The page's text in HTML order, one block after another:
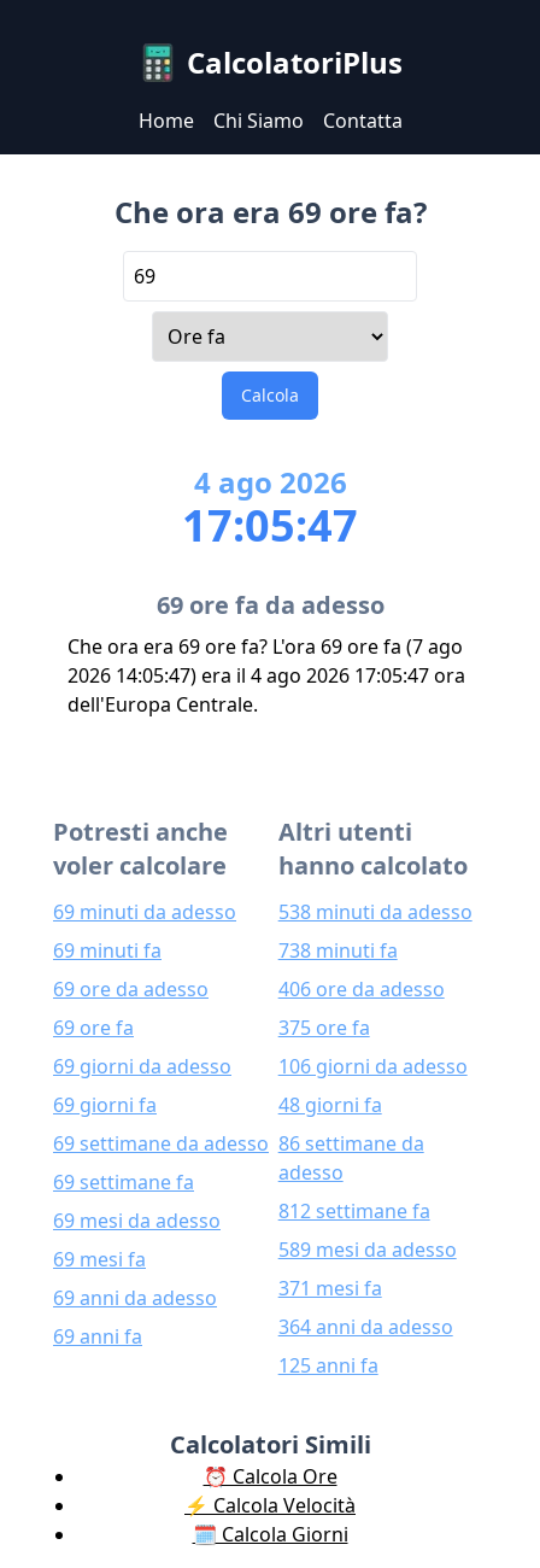
CalcolatoriPlus
Home Chi Siamo Contatta
Che ora era 69 ore fa?
Calcola
4 ago 2026
17:05:47
69 ore fa da adesso
Che ora era 69 ore fa? L'ora 69 ore fa (7 ago
2026 14:05:47) era il 4 ago 2026 17:05:47 ora
dell'Europa Centrale.
Potresti anche
voler calcolare
69 minuti da adesso
69 minuti fa
69 ore da adesso
69 ore fa
69 giorni da adesso
69 giorni fa
69 settimane da adesso
69 settimane fa
69 mesi da adesso
69 mesi fa
69 anni da adesso
69 anni fa
Altri utenti
hanno calcolato
538 minuti da adesso
738 minuti fa
406 ore da adesso
375 ore fa
106 giorni da adesso
48 giorni fa
86 settimane da
adesso
812 settimane fa
589 mesi da adesso
371 mesi fa
364 anni da adesso
125 anni fa
Calcolatori Simili
⏰ Calcola Ore
⚡️ Calcola Velocità
🗓️ Calcola Giorni